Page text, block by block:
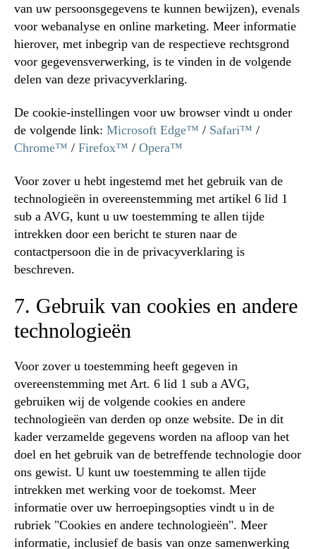
van uw persoonsgegevens te kunnen bewijzen), evenals
voor webanalyse en online marketing. Meer informatie
hierover, met inbegrip van de respectieve rechtsgrond
voor gegevensverwerking, is te vinden in de volgende
delen van deze privacyverklaring.
De cookie-instellingen voor uw browser vindt u onder
de volgende link: Microsoft Edge™ / Safari™ /
Chrome™ / Firefox™ / Opera™
Voor zover u hebt ingestemd met het gebruik van de
technologieën in overeenstemming met artikel 6 lid 1
sub a AVG, kunt u uw toestemming te allen tijde
intrekken door een bericht te sturen naar de
contactpersoon die in de privacyverklaring is
beschreven.
7. Gebruik van cookies en andere
technologieën
Voor zover u toestemming heeft gegeven in
overeenstemming met Art. 6 lid 1 sub a AVG,
gebruiken wij de volgende cookies en andere
technologieën van derden op onze website. De in dit
kader verzamelde gegevens worden na afloop van het
doel en het gebruik van de betreffende technologie door
ons gewist. U kunt uw toestemming te allen tijde
intrekken met werking voor de toekomst. Meer
informatie over uw herroepingsopties vindt u in de
rubriek "Cookies en andere technologieën". Meer
informatie, inclusief de basis van onze samenwerking